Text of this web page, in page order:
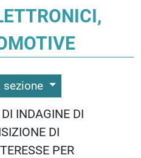
sezione
INDAGINE DI
DI
PER